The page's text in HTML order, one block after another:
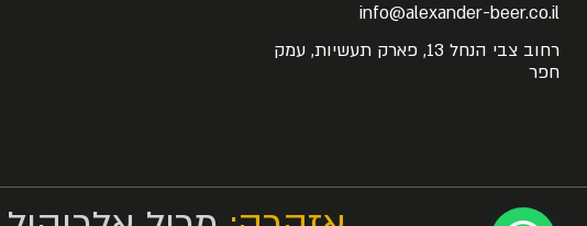
info@alexander-beer.co.il
רחוב צבי הנחל 13, פארק תעשיות, עמק
חפר